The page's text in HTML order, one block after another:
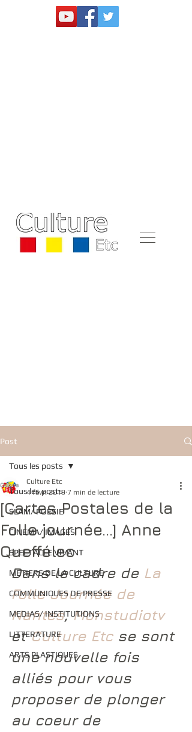
Post
Tous les posts
SLAM/ POESIE
CINEMA/ IMAGES
SPECTACLE VIVANT
METIERS DE LA CULTURE
COMMUNIQUES DE PRESSE
MEDIAS/ INSTITUTIONS
LITTERATURE
ARTS PLASTIQUES
Tous les posts
[Cartes Postales de la
Folle journée...] Anne
Queffélec
Culture Etc
4 févr. 2019 7 min de lecture
Dans le cadre de La
Folle Journée de
Nantes, Monstudiotv
et Culture Etc se sont
une nouvelle fois
alliés pour vous
proposer de plonger
au coeur de